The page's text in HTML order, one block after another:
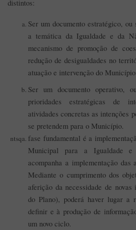
distintos:
Ser um documento estratégico,
a temática da Igualdade e da
mecanismo de promoção de
redução de desigualdades no
atuação e intervenção do
Ser um documento operativo,
prioridades estratégicas de
atividades concretas as intenções
se pretendem para o Município.
fase fundamental é a
Municipal para a Igualdade e
acompanha a implementação das
Mediante o cumprimento dos
aferição da necessidade de
do Plano), poderá haver lugar a
definir e à produção de
um novo ciclo.